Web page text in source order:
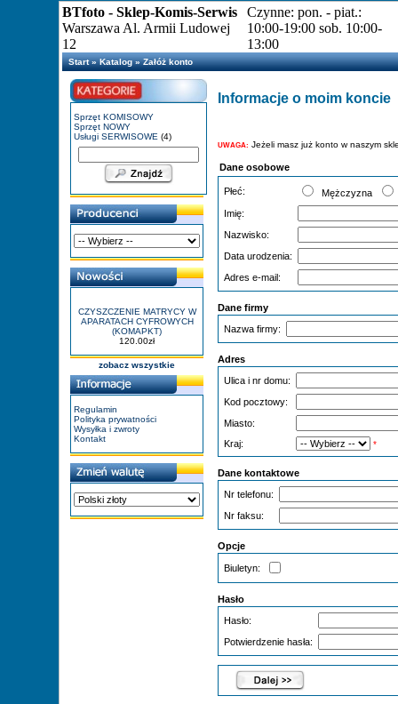
BTfoto - Sklep-Komis-Serwis
Warszawa Al. Armii Ludowej
12
Czynne: pon. - piat.:
10:00-19:00 sob. 10:00-
13:00
Start»Katalog»Załóż konto
Sprzęt KOMISOWY
Sprzęt NOWY
Usługi SERWISOWE (4)
CZYSZCZENIE MATRYCY W
APARATACH CYFROWYCH
(KOMAPKT)
120.00zł
zobacz wszystkie
Regulamin
Polityka prywatności
Wysyłka i zwroty
Kontakt
Informacje o moim koncie
UWAGA: Jeżeli masz już konto w naszym
Dane osobowe
Płeć: Mężczyzna
Imię:
Nazwisko:
Data urodzenia:
Adres e-mail:
Dane firmy
Nazwa firmy:
Adres
Ulica i nr domu:
Kod pocztowy:
Miasto:
Kraj:
*
Dane kontaktowe
Nr telefonu:
Nr faksu:
Opcje
Biuletyn:
Hasło
Hasło:
Potwierdzenie hasła: